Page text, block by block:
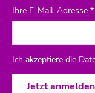
Ihre E-Mail-Adresse *
Ich akzeptiere die